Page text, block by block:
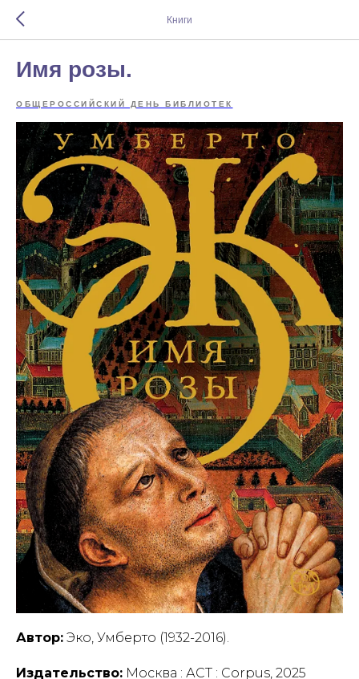
Книги
Имя розы.
ОБЩЕРОССИЙСКИЙ ДЕНЬ БИБЛИОТЕК
Автор: Эко, Умберто (1932-2016).
Издательство: Москва : АСТ : Corpus, 2025